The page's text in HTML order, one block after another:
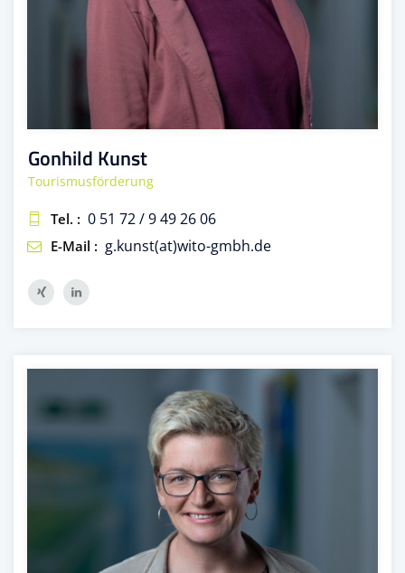
Gonhild Kunst
Tourismusförderung
Tel. : 0 51 72 / 9 49 26 06
E-Mail : g.kunst(at)wito-gmbh.de